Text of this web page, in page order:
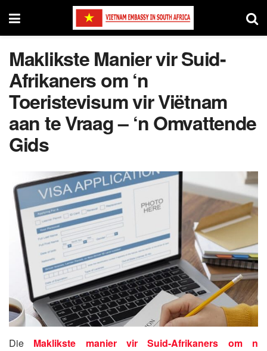
Maklikste Manier vir Suid-
Afrikaners om ‘n
Toeristevisum vir Viëtnam
aan te Vraag – ‘n Omvattende
Gids
Die Maklikste manier vir Suid-Afrikaners om n